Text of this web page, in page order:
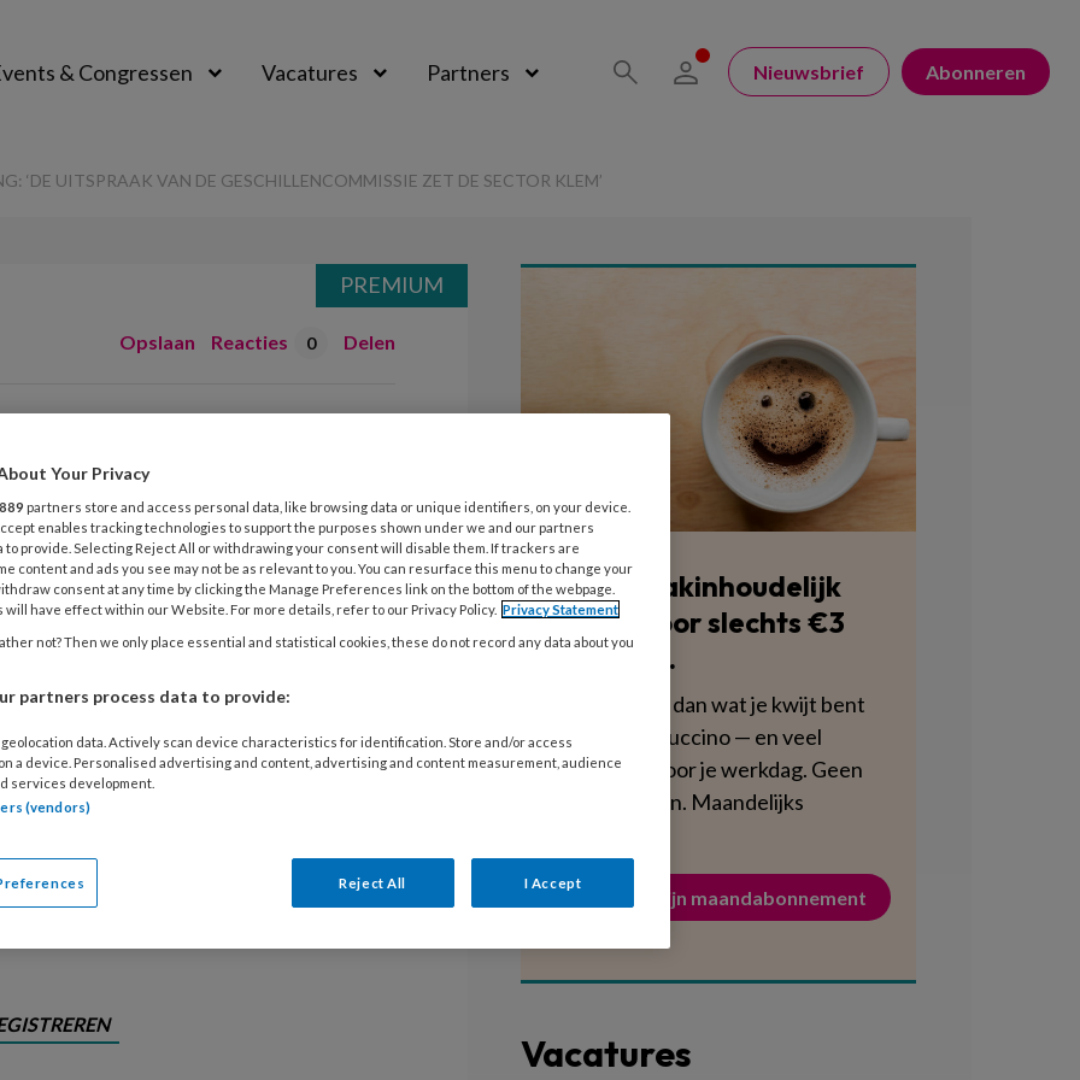
& Congressen Vacatures Partners Nieuwsbrief Abonneren
‘DE UITSPRAAK VAN DE GESCHILLENCOMMISSIE ZET DE SECTOR KLEM’
Opslaan Reacties 0 Delen
‘De uitspraak
zet
Stichting Kinderopvang Amersfoort
Geschillencommissie
200 ouders bericht dat
vanwege het grote
naarde geschillencommissie gestapt,
weer opvang bieden. Hoe
dit doen en wat zijn de gevolgen
PREMIUM
Blijf vakinhoudelijk
scherp voor slechts €3
per week.
Dat is minder dan wat je kwijt bent
aan een cappuccino — en veel
voedzamer voor je werkdag. Geen
verplichtingen. Maandelijks
Activeer mijn maandabonnement
Vacatures
Your Privacy
889 partners store and access personal data, like browsing data or unique identifiers, on your device.
enables tracking technologies to support the purposes shown under we and our partners
to provide. Selecting Reject All or withdrawing your consent will disable them. If trackers are
content and ads you see may not be as relevant to you. You can resurface this menu to change your
consent at any time by clicking the Manage Preferences link on the bottom of the webpage.
will have effect within our Website. For more details, refer to our Privacy Policy. Privacy Statement
not? Then we only place essential and statistical cookies, these do not record any data about you
partners process data to provide:
data. Actively scan device characteristics for identification. Store and/or access
a device. Personalised advertising and content, advertising and content measurement, audience
services development.
(vendors)
Reject All I Accept